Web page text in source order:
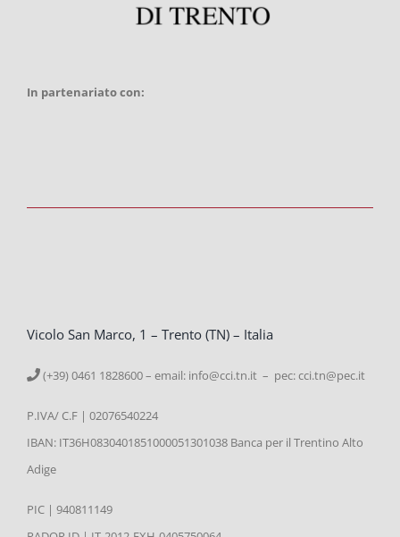
In partenariato con:
Vicolo San Marco, 1 – Trento (TN) – Italia
(+39) 0461 1828600 – email: info@cci.tn.it – pec: cci.tn@pec.it
P.IVA/ C.F | 02076540224
IBAN: IT36H0830401851000051301038 Banca per il Trentino Alto
Adige
PIC | 940811149